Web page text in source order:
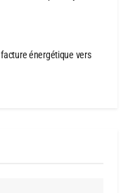
énergétique vers